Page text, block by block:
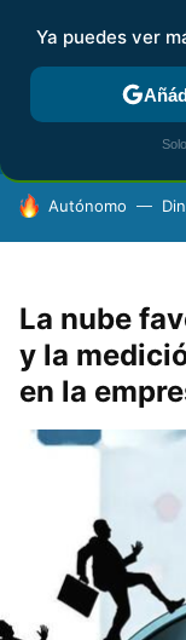
FISCALIDAD Y
HOY SE HABLA
Autónomo
La nube
y la
en la
Ya puedes ver